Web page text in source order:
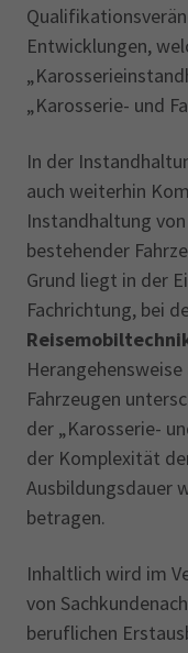
Entwicklungen,
„Karosserie- und
In der
auch weiterhin
Instandhaltung
bestehender
Grund liegt in der
Fachrichtung, bei
Fahrzeugen
der „Karosserie-
der Komplexität
Ausbildungsdauer
betragen.
Inhaltlich wird im
von
beruflichen